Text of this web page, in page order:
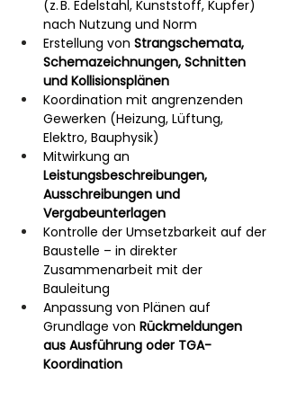
(z. B. Edelstahl, Kunststoff, Kupfer)
nach Nutzung und Norm
Erstellung von Strangschemata,
Schemazeichnungen, Schnitten
und Kollisionsplänen
Koordination mit angrenzenden
Gewerken (Heizung, Lüftung,
Elektro, Bauphysik)
Mitwirkung an
Leistungsbeschreibungen,
Ausschreibungen und
Vergabeunterlagen
Kontrolle der Umsetzbarkeit auf der
Baustelle – in direkter
Zusammenarbeit mit der
Bauleitung
Anpassung von Plänen auf
Grundlage von Rückmeldungen
aus Ausführung oder TGA-
Koordination